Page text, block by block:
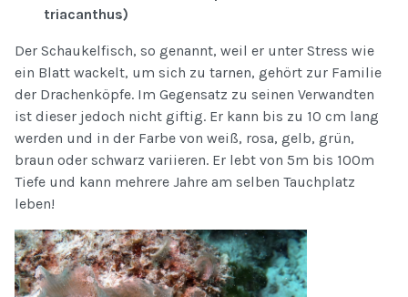
triacanthus)
Der Schaukelfisch, so genannt, weil er unter Stress wie
ein Blatt wackelt, um sich zu tarnen, gehört zur Familie
der Drachenköpfe. Im Gegensatz zu seinen Verwandten
ist dieser jedoch nicht giftig. Er kann bis zu 10 cm lang
werden und in der Farbe von weiß, rosa, gelb, grün,
braun oder schwarz variieren. Er lebt von 5m bis 100m
Tiefe und kann mehrere Jahre am selben Tauchplatz
leben!